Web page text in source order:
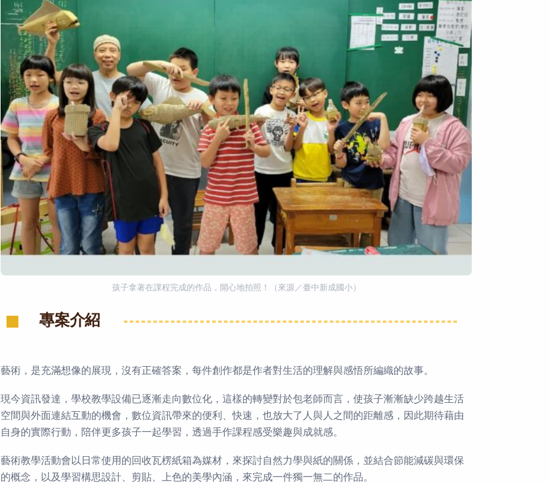
孩子拿著在課程完成的作品，開心地拍照！（來源／臺中新成國小）
專案介紹
藝術，是充滿想像的展現，沒有正確答案，每件創作都是作者對生活的理解與感悟所編織的故事。
現今資訊發達，學校教學設備已逐漸走向數位化，這樣的轉變對於包老師而言，使孩子漸漸缺少跨越生活
空間與外面連結互動的機會，數位資訊帶來的便利、快速，也放大了人與人之間的距離感，因此期待藉由
自身的實際行動，陪伴更多孩子一起學習，透過手作課程感受樂趣與成就感。
藝術教學活動會以日常使用的回收瓦楞紙箱為媒材，來探討自然力學與紙的關係，並結合節能減碳與環保
的概念，以及學習構思設計、剪貼、上色的美學內涵，來完成一件獨一無二的作品。